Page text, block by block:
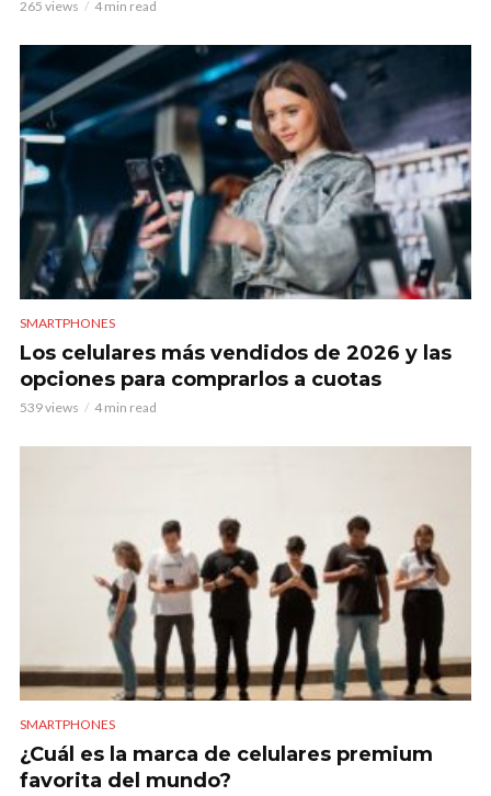
265 views 4 min read
SMARTPHONES
Los celulares más vendidos de 2026 y las
opciones para comprarlos a cuotas
539 views 4 min read
SMARTPHONES
¿Cuál es la marca de celulares premium
favorita del mundo?